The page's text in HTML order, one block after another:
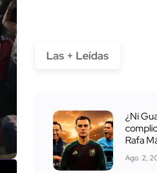
Las + Leídas
¿Ni
Rafa
Ago. 2,